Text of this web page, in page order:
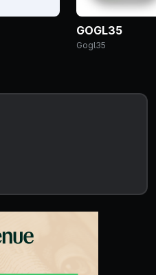
GOGL35
Gogl35